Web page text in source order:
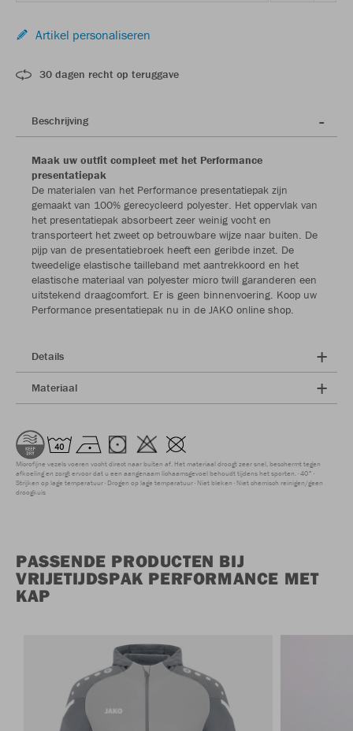
Artikel personaliseren
30 dagen recht op teruggave
Beschrijving
Maak uw outfit compleet met het Performance
presentatiepak
De materialen van het Performance presentatiepak zijn
gemaakt van 100% gerecycleerd polyester. Het oppervlak van
het presentatiepak absorbeert zeer weinig vocht en
transporteert het zweet op betrouwbare wijze naar buiten. De
pijp van de presentatiebroek heeft een geribde inzet. De
tweedelige elastische tailleband met aantrekkoord en het
elastische materiaal van polyester micro twill garanderen een
uitstekend draagcomfort. Er is geen binnenvoering. Koop uw
Performance presentatiepak nu in de JAKO online shop.
Details
Materiaal
Microfijne vezels voeren vocht direct naar buiten af. Het materiaal droogt zeer snel, beschermt tegen
afkoeling en zorgt ervoor dat u een aangenaam lichaamsgevoel behoudt tijdens het sporten. 40°
Strijken op lage temperatuur Drogen op lage temperatuur Niet bleken Niet chemisch reinigen/geen
droogkuis
PASSENDE PRODUCTEN BIJ
VRIJETIJDSPAK PERFORMANCE MET
KAP